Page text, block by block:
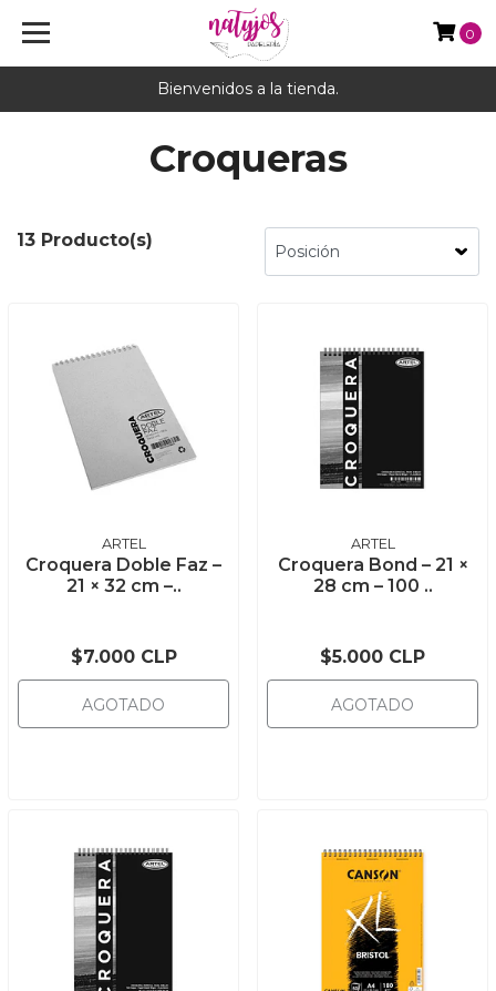
Bienvenidos a la tienda.
0
Croqueras
13 Producto(s)
ARTEL
Croquera Doble Faz –
21 × 32 cm –..
$7.000 CLP
AGOTADO
ARTEL
Croquera Bond – 21 ×
28 cm – 100 ..
$5.000 CLP
AGOTADO